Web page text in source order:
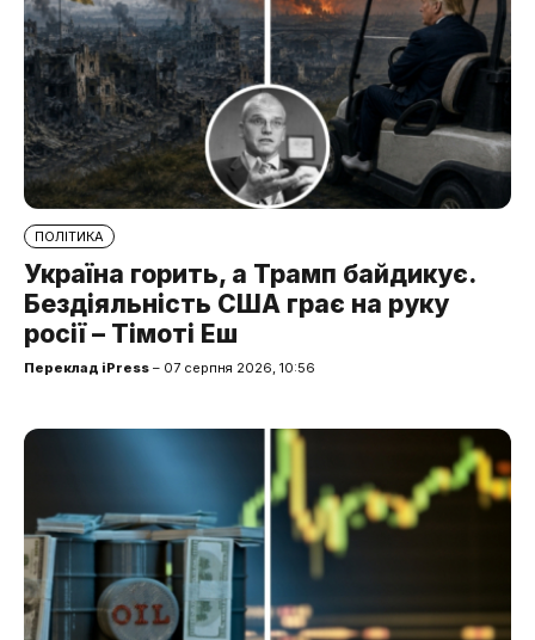
ПОЛІТИКА
Україна горить, а Трамп байдикує.
Бездіяльність США грає на руку
росії – Тімоті Еш
Переклад iPress – 07 серпня 2026, 10:56